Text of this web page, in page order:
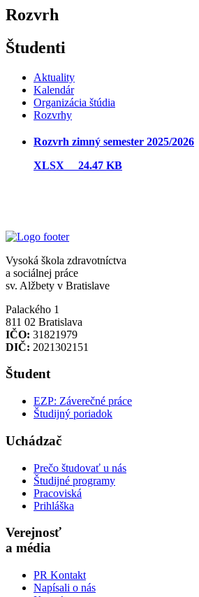
Rozvrh
Študenti
Aktuality
Kalendár
Organizácia štúdia
Rozvrhy
Rozvrh zimný semester 2025/2026
XLSX 24.47 KB
Vysoká škola zdravotníctva
a sociálnej práce
sv. Alžbety v Bratislave
Palackého 1
811 02 Bratislava
IČO: 31821979
DIČ: 2021302151
Študent
EZP: Záverečné práce
Študijný poriadok
Uchádzač
Prečo študovať u nás
Študijné programy
Pracoviská
Prihláška
Verejnosť
a média
PR Kontakt
Napísali o nás